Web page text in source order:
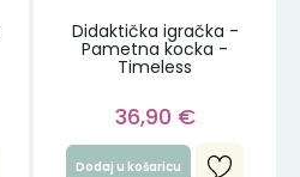
Didaktička igračka -
Pametna kocka -
Timeless
36,90 €
Dodaj u košaricu